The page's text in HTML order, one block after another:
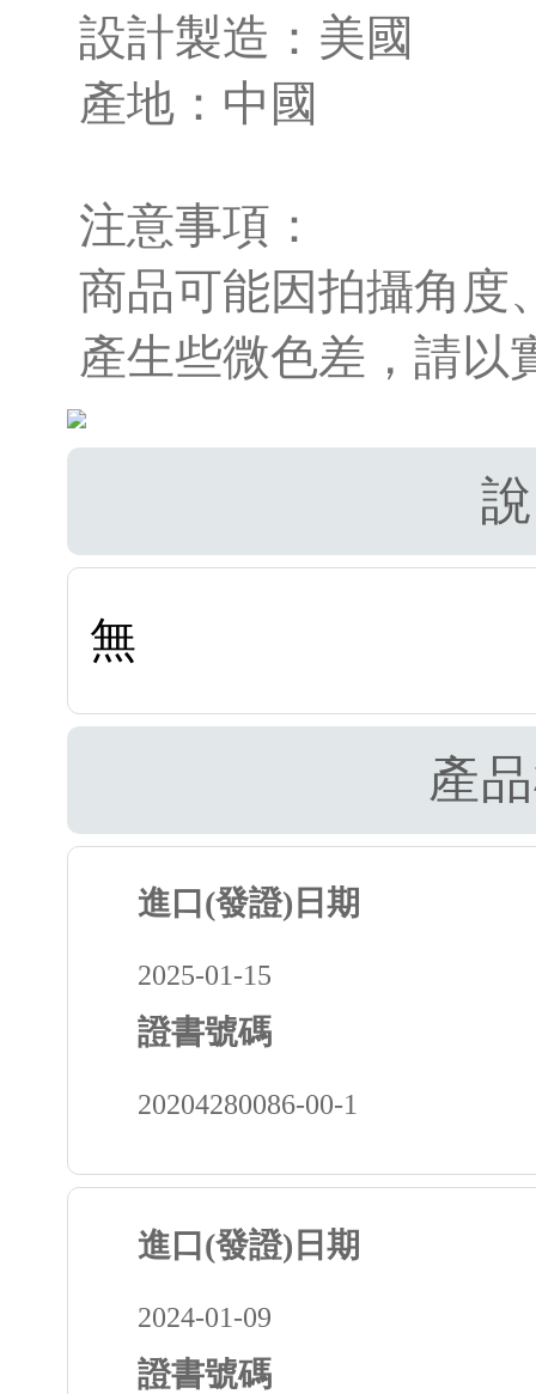
設計製造：美國
產地：中國
注意事項：
商品可能因拍攝角度
產生些微色差，請以
無
產
進口(發證)日期
2025-01-15
證書號碼
20204280086-00-1
進口(發證)日期
2024-01-09
證書號碼